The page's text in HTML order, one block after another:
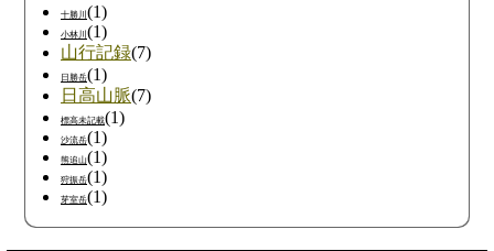
十勝川 (1)
小林川 (1)
山行記録(7)
日勝岳(1)
日高山脈(7)
標高未記載(1)
沙流岳(1)
熊追山(1)
狩振岳(1)
芽室岳(1)